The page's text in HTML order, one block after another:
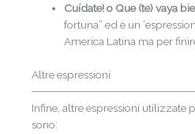
Cuídate! o Que (te) vaya
fortuna” ed è un
America Latina ma per
Altre espressioni
Infine, altre espressioni utilizzate
sono: